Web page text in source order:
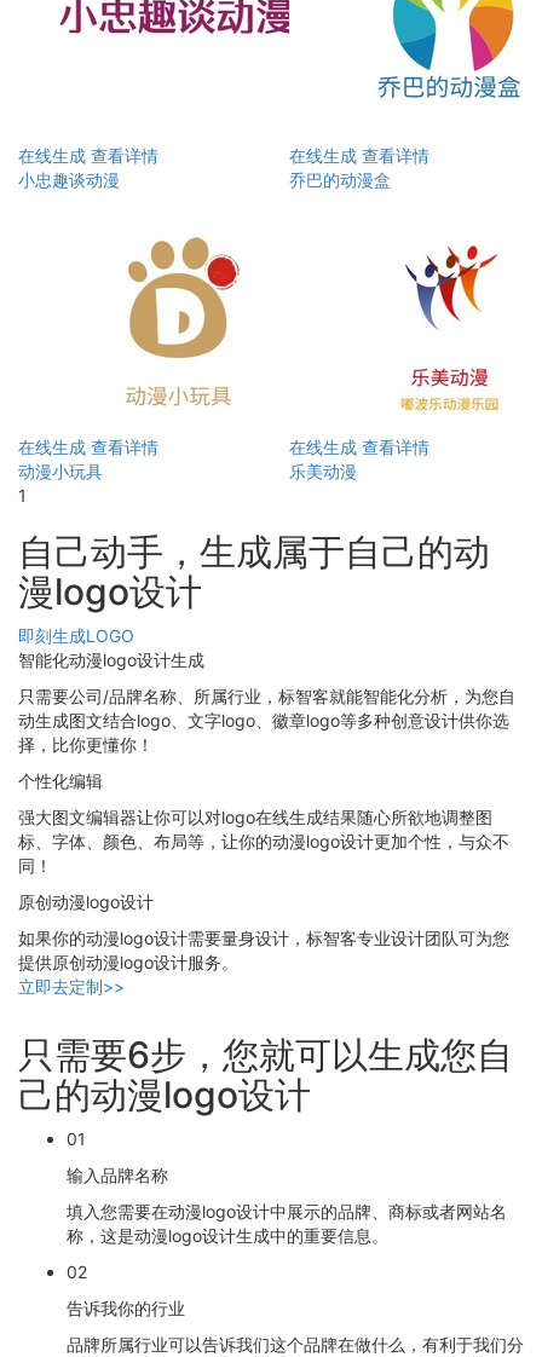
在线生成 查看详情
小忠趣谈动漫
在线生成 查看详情
乔巴的动漫盒
在线生成 查看详情
动漫小玩具
在线生成 查看详情
乐美动漫
1
自己动手，生成属于自己的动
漫logo设计
即刻生成LOGO
智能化动漫logo设计生成
只需要公司/品牌名称、所属行业，标智客就能智能化分析，为您自
动生成图文结合logo、文字logo、徽章logo等多种创意设计供你选
择，比你更懂你！
个性化编辑
强大图文编辑器让你可以对logo在线生成结果随心所欲地调整图
标、字体、颜色、布局等，让你的动漫logo设计更加个性，与众不
同！
原创动漫logo设计
如果你的动漫logo设计需要量身设计，标智客专业设计团队可为您
提供原创动漫logo设计服务。
立即去定制>>
只需要6步，您就可以生成您自
己的动漫logo设计
01
输入品牌名称
填入您需要在动漫logo设计中展示的品牌、商标或者网站名
称，这是动漫logo设计生成中的重要信息。
02
告诉我你的行业
品牌所属行业可以告诉我们这个品牌在做什么，有利于我们分